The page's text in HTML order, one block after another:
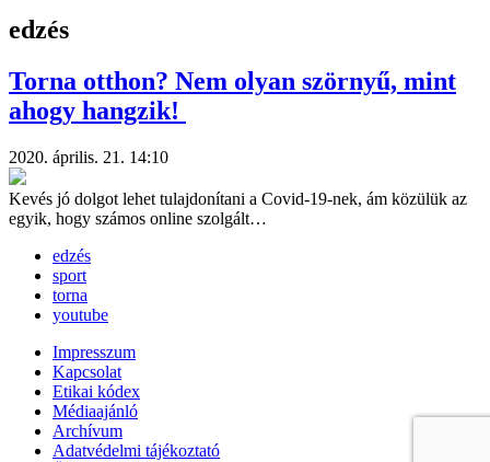
edzés
Torna otthon? Nem olyan szörnyű, mint
ahogy hangzik!
2020. április. 21. 14:10
Kevés jó dolgot lehet tulajdonítani a Covid-19-nek, ám közülük az
egyik, hogy számos online szolgált…
edzés
sport
torna
youtube
Impresszum
Kapcsolat
Etikai kódex
Médiaajánló
Archívum
Adatvédelmi tájékoztató